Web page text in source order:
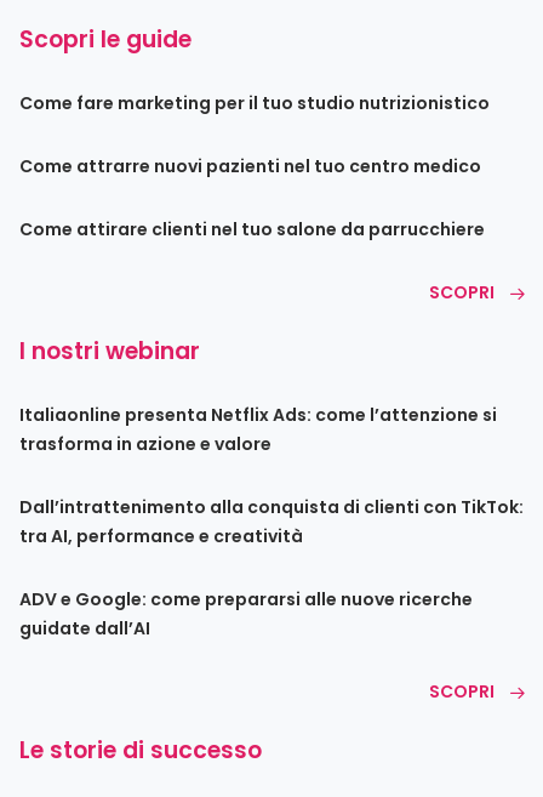
Scopri le guide
Come fare marketing per il tuo studio nutrizionistico
Come attrarre nuovi pazienti nel tuo centro medico
Come attirare clienti nel tuo salone da parrucchiere
SCOPRI
I nostri webinar
Italiaonline presenta Netflix Ads: come l’attenzione si
trasforma in azione e valore
Dall’intrattenimento alla conquista di clienti con TikTok:
tra AI, performance e creatività
ADV e Google: come prepararsi alle nuove ricerche
guidate dall’AI
SCOPRI
Le storie di successo